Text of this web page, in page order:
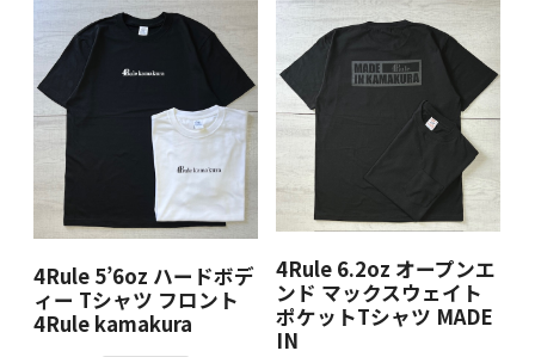
4Rule 5’6oz ハードボデ
ィー Tシャツ フロント
4Rule kamakura
4Rule 6.2oz オープンエ
ンド マックスウェイト
ポケットTシャツ MADE
IN